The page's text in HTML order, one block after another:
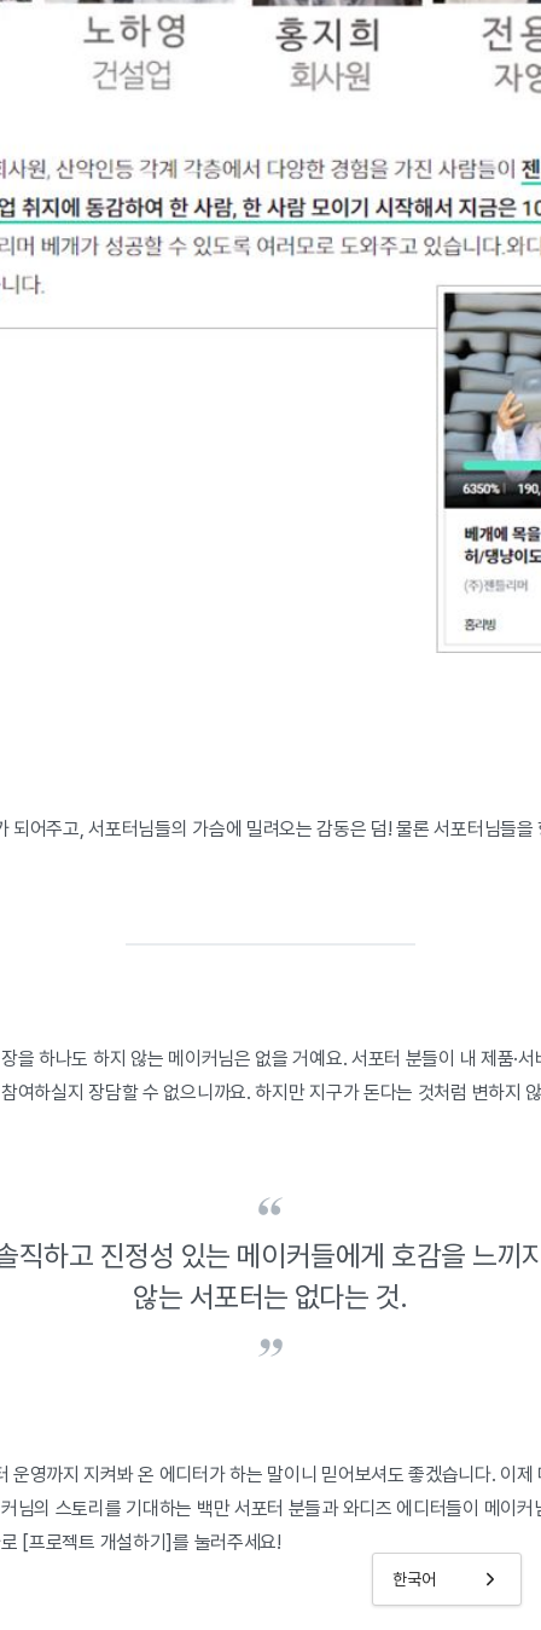
한국어
되어주고, 서포터님들의 가슴에 밀려오는 감동은 덤! 물론 서포터님들
을 하나도 하지 않는 메이커님은 없을 거예요. 서포터 분들이 내 제품·
여하실지 장담할 수 없으니까요. 하지만 지구가 돈다는 것처럼 변하지
직하고 진정성 있는 메이커들에게 호감을 느끼
않는 서포터는 없다는 것.
운영까지 지켜봐 온 에디터가 하는 말이니 믿어보셔도 좋겠습니다. 이
님의 스토리를 기대하는 백만 서포터 분들과 와디즈 에디터들이 메이
[프로젝트 개설하기]를 눌러주세요!